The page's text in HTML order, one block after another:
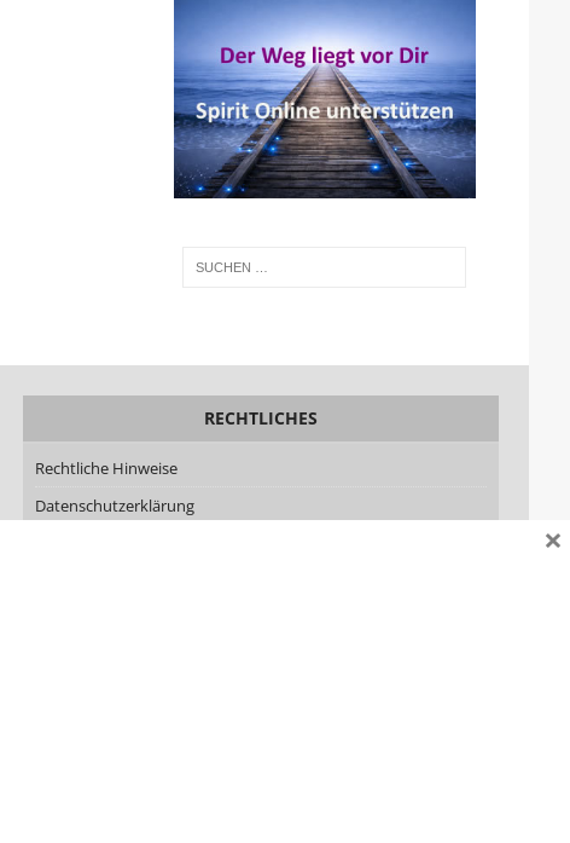
RECHTLICHES
Rechtliche Hinweise
Datenschutzerklärung
×